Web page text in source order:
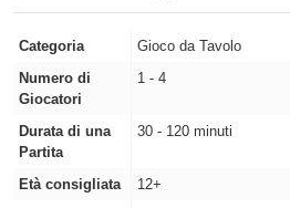
Categoria
Gioco da Tavolo
Numero di
Giocatori
1 - 4
Durata di una
Partita
30 - 120 minuti
Età consigliata
12+